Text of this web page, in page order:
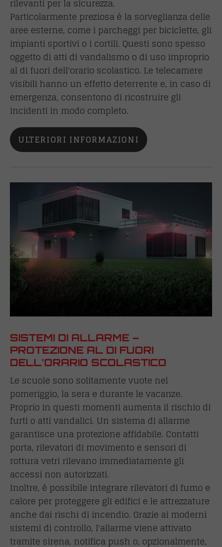
rilevanti per la sicurezza.
Particolarmente preziosa è la sorveglianza delle
aree esterne, come i parcheggi per biciclette, gli
impianti sportivi o i cortili. Questi sono spesso
oggetto di atti di vandalismo o di uso improprio
al di fuori dell'orario scolastico. Le telecamere
visibili hanno un effetto deterrente e, in caso di
emergenza, consentono di ricostruire gli
incidenti in modo completo.
ULTERIORI INFORMAZIONI
SISTEMI DI ALLARME –
PROTEZIONE AL DI FUORI
DELL'ORARIO SCOLASTICO
Le scuole sono solitamente vuote nel
pomeriggio, la sera e durante le vacanze.
Proprio in questi momenti aumenta il rischio di
furti o atti vandalici. Un sistema di allarme
garantisce una protezione affidabile. Contatti
porta, rilevatori di movimento e sensori di
rottura vetri rilevano immediatamente gli
accessi non autorizzati.
Inoltre, è possibile integrare rilevatori di fumo e
calore per proteggere gli edifici e le attrezzature
anche dai rischi di incendio. Grazie ai moderni
sistemi di controllo, l'allarme viene attivato
tramite sirena, notifica push o, opzionalmente,